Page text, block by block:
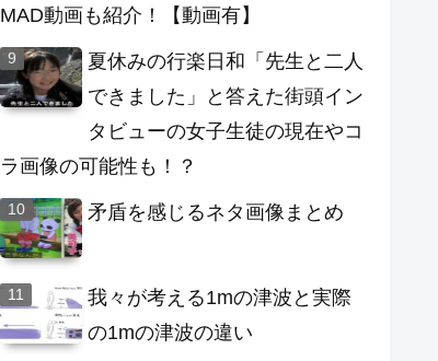
MAD動画も紹介！【動画有】
夏休みの行楽日和「先生と二人
できました」と答えた街頭イン
タビューの女子生徒の現在やコ
ラ画像の可能性も！？
矛盾を感じるネタ画像まとめ
我々が考える1mの津波と実際
の1mの津波の違い